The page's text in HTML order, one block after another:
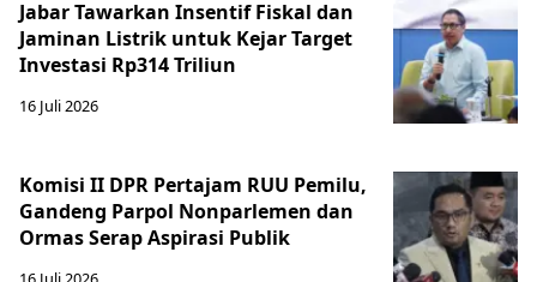
Jabar Tawarkan Insentif Fiskal dan
Jaminan Listrik untuk Kejar Target
Investasi Rp314 Triliun
16 Juli 2026
Komisi II DPR Pertajam RUU Pemilu,
Gandeng Parpol Nonparlemen dan
Ormas Serap Aspirasi Publik